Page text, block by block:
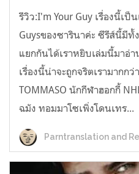
รีวิว:I'm Your Guy เรื่องนี้เป็
Guysของซารินาค่ะ ซีรีส์นี้มี
แยกกันได้เราหยิบเล่มนี้มาอ่า
เรื่องนี้น่าจะถูกจริตเรามากก
TOMMASO นักกีฬาฮอกกี้
ฉมัง ทอมมาโซเพิ่งโดนเทร...
Parntranslation and